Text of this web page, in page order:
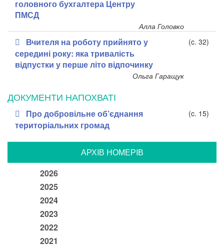
головного бухгалтера Центру
ПМСД
Алла Головко
Вчителя на роботу прийнято у
середині року: яка тривалість
відпустки у перше літо відпочинку
(c. 32)
Ольга Гаращук
ДОКУМЕНТИ НАПОХВАТІ
Про добровільне об’єднання
територіальних громад
(c. 15)
АРХIВ НОМЕРIВ
2026
2025
2024
2023
2022
2021